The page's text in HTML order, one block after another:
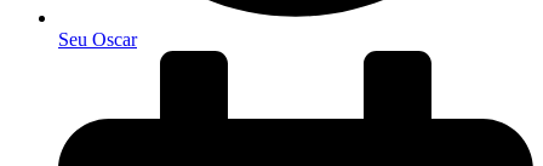
Seu Oscar